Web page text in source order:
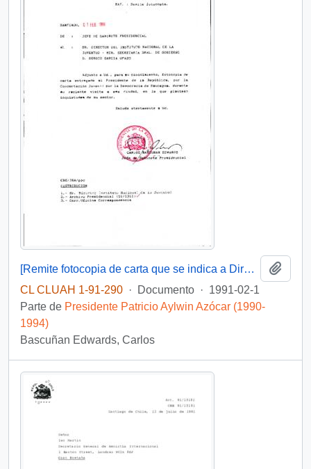
[Remite fotocopia de carta que se indica a Director INJUV]
CL CLUAH 1-91-290 · Documento · 1991-02-1
Parte de Presidente Patricio Aylwin Azócar (1990-
1994)
Bascuñan Edwards, Carlos